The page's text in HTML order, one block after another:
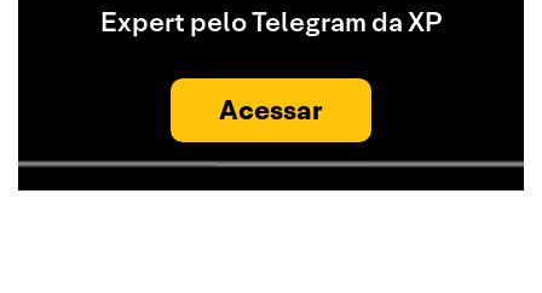
Expert pelo Telegram da XP
Acessar